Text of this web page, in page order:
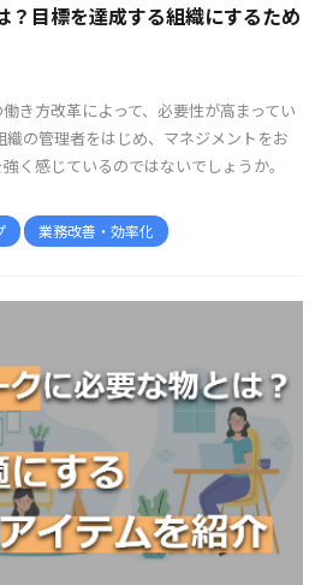
？目標を達成する組織にするため
き方改革によって、必要性が高まってい
織の管理者をはじめ、マネジメントをお
く感じているのではないでしょうか。
業務改善・効率化